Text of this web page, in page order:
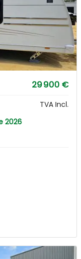
29 900 €
TVA Incl.
2026